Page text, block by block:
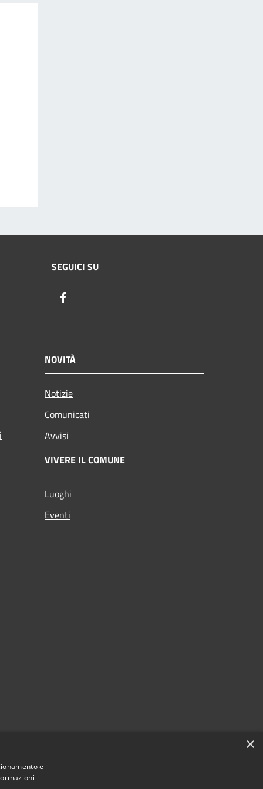
SEGUICI SU
NOVITÀ
Notizie
Comunicati
Avvisi
VIVERE IL COMUNE
Luoghi
Eventi
×
e